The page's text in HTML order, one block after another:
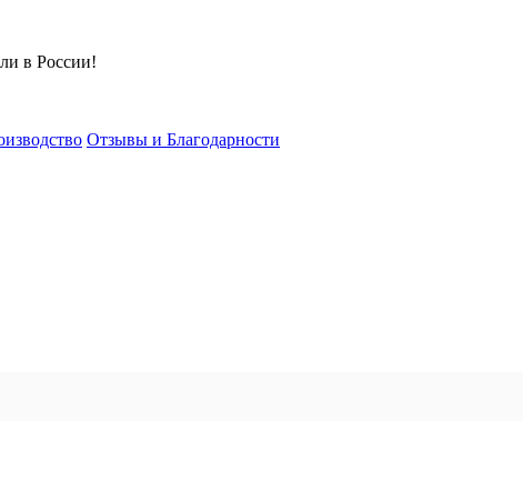
в России!
Отзывы и Благодарности